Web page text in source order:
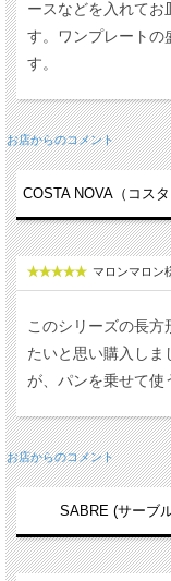
ースなどを入れて
す。ワンプレートの
す。
お店からのコメント
COSTA NOVA（コス
マロンマロン
このシリーズの長
たいと思い購入しま
が、パンを乗せて使
お店からのコメント
SABRE (サーブ